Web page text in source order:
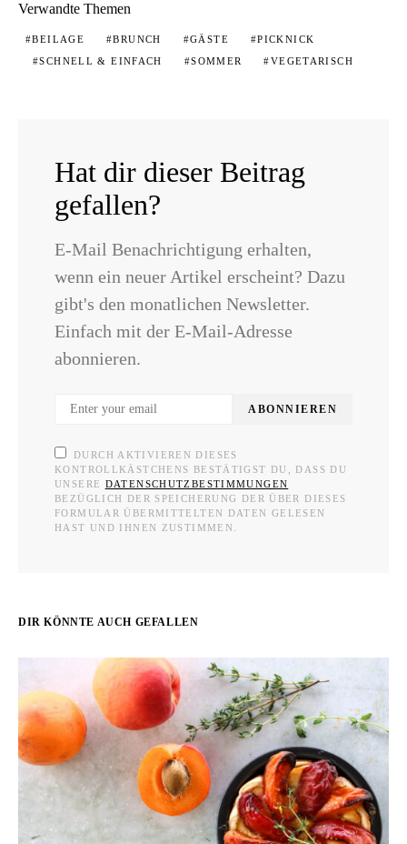
Verwandte Themen
BEILAGE BRUNCH GÄSTE
PICKNICK
SCHNELL & EINFACH
SOMMER VEGETARISCH
Hat dir dieser Beitrag
gefallen?
E-Mail Benachrichtigung erhalten,
wenn ein neuer Artikel erscheint? Dazu
gibt's den monatlichen Newsletter.
Einfach mit der E-Mail-Adresse
abonnieren.
ABONNIEREN
DURCH AKTIVIEREN DIESES
KONTROLLKÄSTCHENS BESTÄTIGST DU, DASS DU
UNSERE DATENSCHUTZBESTIMMUNGEN
BEZÜGLICH DER SPEICHERUNG DER ÜBER DIESES
FORMULAR ÜBERMITTELTEN DATEN GELESEN
HAST UND IHNEN ZUSTIMMEN.
DIR KÖNNTE AUCH GEFALLEN